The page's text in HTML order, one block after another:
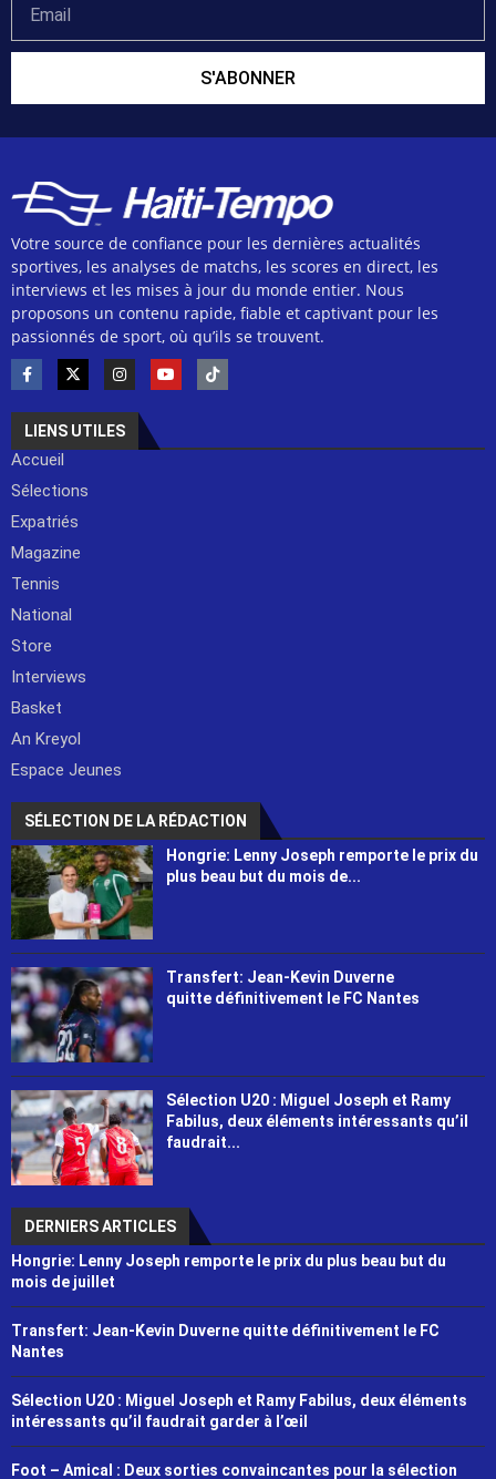
S'ABONNER
Votre source de confiance pour les dernières actualités
sportives, les analyses de matchs, les scores en direct, les
interviews et les mises à jour du monde entier. Nous
proposons un contenu rapide, fiable et captivant pour les
passionnés de sport, où qu’ils se trouvent.
LIENS UTILES
Accueil
Sélections
Expatriés
Magazine
Tennis
National
Store
Interviews
Basket
An Kreyol
Espace Jeunes
SÉLECTION DE LA RÉDACTION
Hongrie: Lenny Joseph remporte le prix du
plus beau but du mois de...
Transfert: Jean-Kevin Duverne
quitte définitivement le FC Nantes
Sélection U20 : Miguel Joseph et Ramy
Fabilus, deux éléments intéressants qu’il
faudrait...
DERNIERS ARTICLES
Hongrie: Lenny Joseph remporte le prix du plus beau but du
mois de juillet
Transfert: Jean-Kevin Duverne quitte définitivement le FC
Nantes
Sélection U20 : Miguel Joseph et Ramy Fabilus, deux éléments
intéressants qu’il faudrait garder à l’œil
Foot – Amical : Deux sorties convaincantes pour la sélection